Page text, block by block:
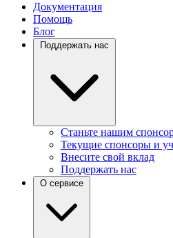
Документация
Помощь
Блог
Поддержать нас
Станьте нашим
Текущие спонсоры и
Внесите свой вклад
Поддержать нас
О сервисе